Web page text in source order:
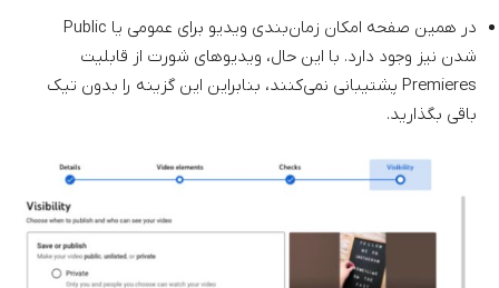
در همین صفحه امکان زمان‌بندی ویدیو برای عمومی یا Public
شدن نیز وجود دارد. با این حال، ویدیوهای شورت از قابلیت
Premieres پشتیبانی نمی‌کنند، بنابراین این گزینه را بدون تیک
باقی بگذارید.